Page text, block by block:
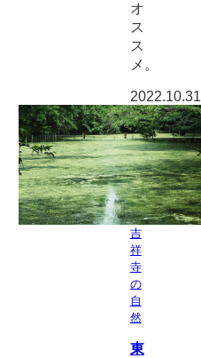
オ
ス
ス
メ。
2022.10.31
吉
祥
寺
の
自
然
東